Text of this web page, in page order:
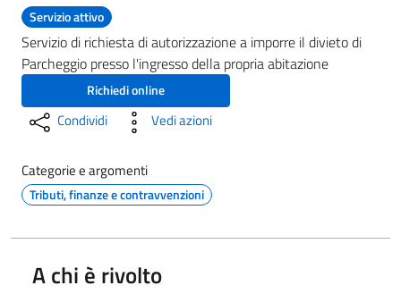
Servizio attivo
Servizio di richiesta di autorizzazione a imporre il divieto di
Parcheggio presso l'ingresso della propria abitazione
Richiedi online
Condividi Vedi azioni
Categorie e argomenti
Tributi, finanze e contravvenzioni
A chi è rivolto